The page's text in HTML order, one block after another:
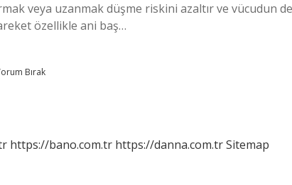
veya uzanmak düşme riskini azaltır ve vücudun
özellikle ani baş…
Bırak
https://bano.com.tr https://danna.com.trSitemap